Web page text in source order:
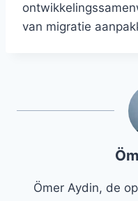
van migratie
Ömer Aydin, de